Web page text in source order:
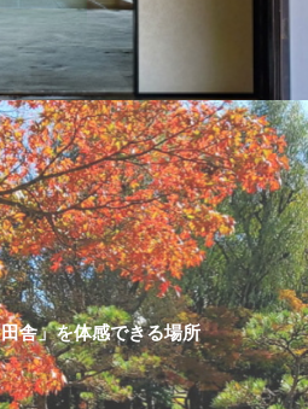
舎」を体感できる場所